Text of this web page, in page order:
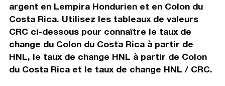
argent en Lempira Hondurien et en Colon du
Costa Rica. Utilisez les tableaux de valeurs
CRC ci-dessous pour connaître le taux de
change du Colon du Costa Rica à partir de
HNL, le taux de change HNL à partir de Colon
du Costa Rica et le taux de change HNL / CRC.